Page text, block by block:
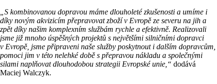
„S kombinovanou dopravou máme dlouholeté zkušenosti a umíme i
díky novým akvizicím přepravovat zboží v Evropě ze severu na jih a
zpět díky našim komplexním službám rychle a efektivně. Realizovali
jsme již mnoho úspěšných projektů s největšími silničními dopravci
v Evropě, jsme připraveni naše služby poskytnout i dalším dopravcům,
pomoci jim v této nelehké době s přepravou nákladu a společnými
silami naplňovat dlouhodobou strategii Evropské unie,“ dodává
Maciej Walczyk.